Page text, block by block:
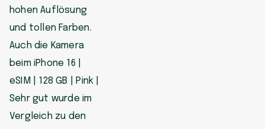
hohen Auflösung
und tollen Farben.
Auch die Kamera
beim iPhone 16 |
eSIM | 128 GB | Pink |
Sehr gut wurde im
Vergleich zu den